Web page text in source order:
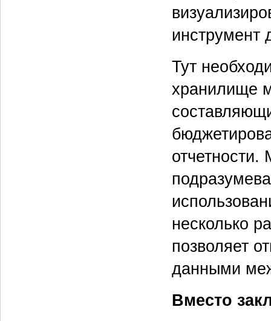
инструмент
Тут
хранилище
несколько
позволяет
данными
Вместо